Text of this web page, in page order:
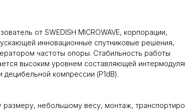
от SWEDISH MICROWAVE, корпорации,
инновационные спутниковые решения,
частоты опоры. Стабильность работы
высоким уровнем составляющей
децибельной компрессии (P1dB).
размеру, небольшому весу, монтаж,